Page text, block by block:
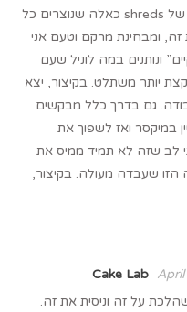
ליותר….צמיגי? במובן של shreds כאלה שנוצרים כל
ומבחינת מרקם וטעם אני
ונותנים במה לוניל שעם
יותר משתלט. בקיצור, יצא
גם בדרך כלל מבקשים
במיקסר ואז לשפוך את
לב שזה לא תמיד ממיס את
הזו שעבדה מעולה. בקיצור,
Cake Lab
על זה וניסית את זה.